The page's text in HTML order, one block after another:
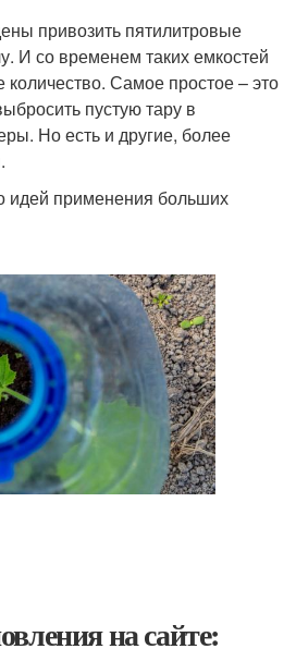
привозить пятилитровые
И со временем таких емкостей
количество. Самое простое – это
пустую тару в
Но есть и другие, более
идей применения больших
на сайте: